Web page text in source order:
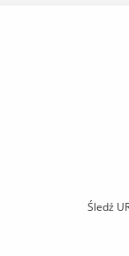
Śledź